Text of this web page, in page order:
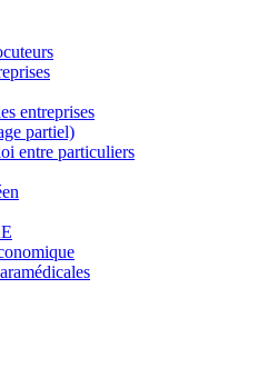
entreprises
partiel)
entre particuliers